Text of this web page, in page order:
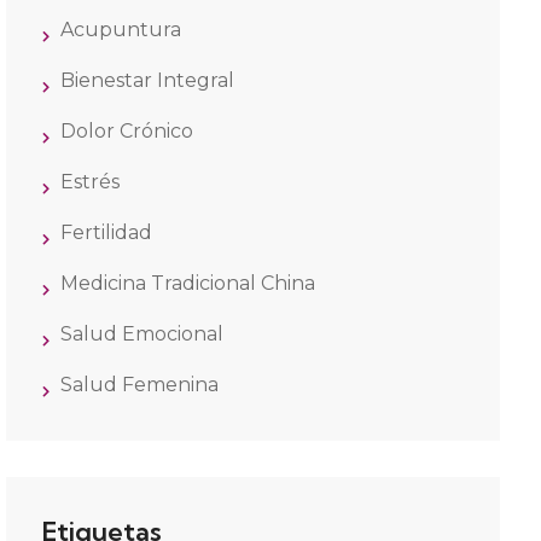
Acupuntura
Bienestar Integral
Dolor Crónico
Estrés
Fertilidad
Medicina Tradicional China
Salud Emocional
Salud Femenina
Etiquetas